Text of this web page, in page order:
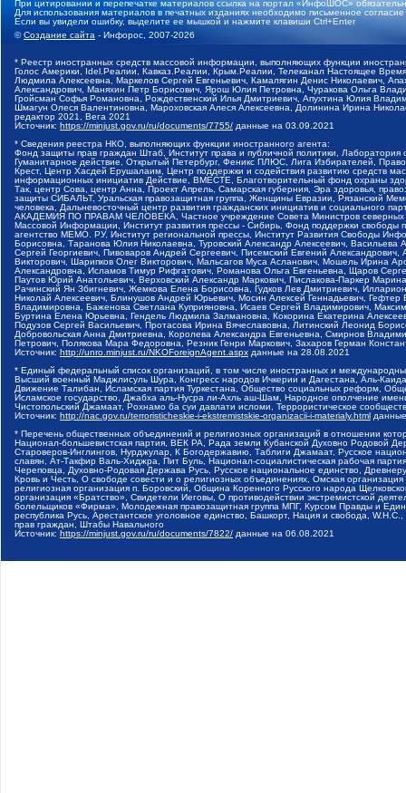
При цитировании и перепечатке материалов ссылка на портал «ИнфоШОС»
Для использования материалов в печатных изданиях необходимо письменное
Если вы увидели ошибку, выделите ее мышкой и нажмите клавиши Ctrl+Enter
©Создание сайта - Инфорос, 2007-2026
* Реестр иностранных средств массовой информации, выполняющих функции
Голос Америки, Idel.Реалии, Кавказ.Реалии, Крым.Реалии, Телеканал Настоящее
Людмила Алексеевна, Маркелов Сергей Евгеньевич, Камалягин Денис Николаевич,
Александрович, Маняхин Петр Борисович, Ярош Юлия Петровна, Чуракова Ольга
Гройсман Софья Романовна, Рождественский Илья Дмитриевич, Апухтина Юлия
Шмагун Олеся Валентиновна, Мароховская Алеся Алексеевна, Долинина Ирина
редактор 2021, Вега 2021
Источник: https://minjust.gov.ru/ru/documents/7755/ данные на 03.09.2021
* Сведения реестра НКО, выполняющих функции иностранного агента:
Фонд защиты прав граждан Штаб, Институт права и публичной политики,
Гуманитарное действие, Открытый Петербург, Феникс ПЛЮС, Лига Избирателей,
Крест, Центр Хасдей Ерушалаим, Центр поддержки и содействия развитию средств
информационных инициатив Действие, ВМЕСТЕ, Благотворительный фонд охраны
Так, центр Сова, центр Анна, Проект Апрель, Самарская губерния, Эра здоровья,
защиты СИБАЛЬТ, Уральская правозащитная группа, Женщины Евразии, Рязанский
человека, Дальневосточный центр развития гражданских инициатив и социального
АКАДЕМИЯ ПО ПРАВАМ ЧЕЛОВЕКА, Частное учреждение Совета Министров северных
Массовой Информации, Институт развития прессы - Сибирь, Фонд поддержки
агентство МЕМО. РУ, Институт региональной прессы, Институт Развития Свободы
Борисовна, Таранова Юлия Николаевна, Туровский Александр Алексеевич,
Сергей Георгиевич, Пивоваров Андрей Сергеевич, Писемский Евгений
Викторович, Шарипков Олег Викторович, Мальсагов Муса Асланович, Мошель Ирина
Александровна, Исламов Тимур Рифгатович, Романова Ольга Евгеньевна, Щаров
Паутов Юрий Анатольевич, Верховский Александр Маркович, Пислакова-Паркер
Рачинский Ян Збигневич, Жемкова Елена Борисовна, Гудков Лев Дмитриевич,
Николай Алексеевич, Блинушов Андрей Юрьевич, Мосин Алексей Геннадьевич,
Владимировна, Баженова Светлана Куприяновна, Исаев Сергей Владимирович,
Буртина Елена Юрьевна, Гендель Людмила Залмановна, Кокорина Екатерина
Подузов Сергей Васильевич, Протасова Ирина Вячеславовна, Литинский Леонид
Добровольская Анна Дмитриевна, Королева Александра Евгеньевна, Смирнов
Петрович, Полякова Мара Федоровна, Резник Генри Маркович, Захаров Герман
Источник: http://unro.minjust.ru/NKOForeignAgent.aspx данные на 28.08.2021
* Единый федеральный список организаций, в том числе иностранных и
Высший военный Маджлисуль Шура, Конгресс народов Ичкерии и Дагестана, Аль-
Движение Талибан, Исламская партия Туркестана, Общество социальных реформ,
Исламское государство, Джабха аль-Нусра ли-Ахль аш-Шам, Народное ополчение
Чистопольский Джамаат, Рохнамо ба суи давлати исломи, Террористическое
Источник: http://nac.gov.ru/terroristicheskie-i-ekstremistskie-organizacii-i-materialy.html
* Перечень общественных объединений и религиозных организаций в отношении
Национал-большевистская партия, ВЕК РА, Рада земли Кубанской Духовно Родовой
Староверов-Инглингов, Нурджулар, К Богодержавию, Таблиги Джамаат, Русское
славян, Ат-Такфир Валь-Хиджра, Пит Буль, Национал-социалистическая рабочая
Череповца, Духовно-Родовая Держава Русь, Русское национальное единство,
Кровь и Честь, О свободе совести и о религиозных объединениях, Омская
религиозная организация п. Боровский, Община Коренного Русского народа
организация «Братство», Свидетели Иеговы, О противодействии экстремистской
болельщиков «Фирма», Молодежная правозащитная группа МПГ, Курсом Правды и
республика Русь, Арестантское уголовное единство, Башкорт, Нация и свобода,
прав граждан, Штабы Навального
Источник: https://minjust.gov.ru/ru/documents/7822/ данные на 06.08.2021